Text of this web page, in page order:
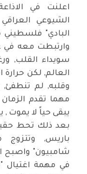
اعلنت في
الشيوعي
وارتبطت معه
سويداء القلب,
العالم, لكن
وقلبه, لم تنطفئ,
مهما تقدم
يبقى حياً لا يموت
بعد ذلك تحط
باريس,
شامبيون" واصبح
في مهمة اغتيال